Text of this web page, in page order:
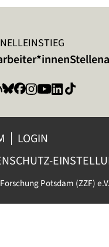
LOGIN
Potsdam (ZZF) e.V.